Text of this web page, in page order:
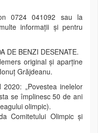
0724 041092 sau la
informații și pentru
DE BENZI DESENATE.
original și aparține
Grăjdeanu.
„Povestea inelelor
se împlinesc 50 de ani
olimpic).
Comitetului Olimpic și